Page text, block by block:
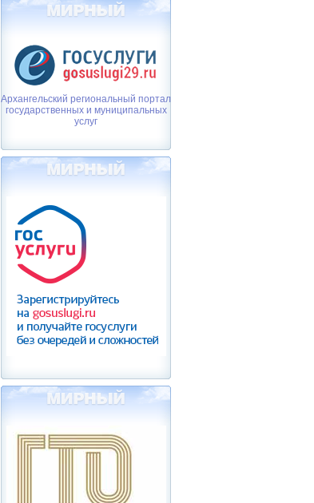
Архангельский региональный портал
государственных и муниципальных
услуг